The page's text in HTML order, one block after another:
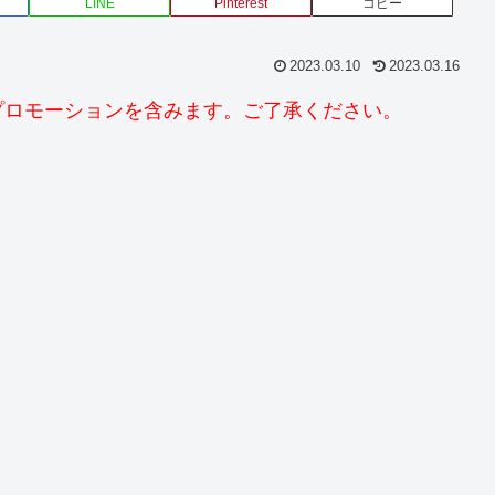
LINE Pinterest コピー
2023.03.10 2023.03.16
モーションを含みます。ご了承ください。